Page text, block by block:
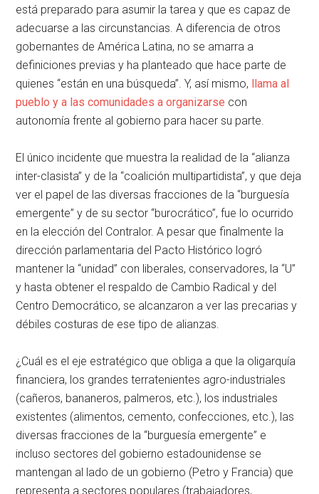
está preparado para asumir la tarea y que es capaz de
adecuarse a las circunstancias. A diferencia de otros
gobernantes de América Latina, no se amarra a
definiciones previas y ha planteado que hace parte de
quienes “están en una búsqueda”. Y, así mismo, llama al
pueblo y a las comunidades a organizarse con
autonomía frente al gobierno para hacer su parte.
El único incidente que muestra la realidad de la “alianza
inter-clasista” y de la “coalición multipartidista”, y que deja
ver el papel de las diversas fracciones de la “burguesía
emergente” y de su sector “burocrático”, fue lo ocurrido
en la elección del Contralor. A pesar que finalmente la
dirección parlamentaria del Pacto Histórico logró
mantener la “unidad” con liberales, conservadores, la “U”
y hasta obtener el respaldo de Cambio Radical y del
Centro Democrático, se alcanzaron a ver las precarias y
débiles costuras de ese tipo de alianzas.
¿Cuál es el eje estratégico que obliga a que la oligarquía
financiera, los grandes terratenientes agro-industriales
(cañeros, bananeros, palmeros, etc.), los industriales
existentes (alimentos, cemento, confecciones, etc.), las
diversas fracciones de la “burguesía emergente” e
incluso sectores del gobierno estadounidense se
mantengan al lado de un gobierno (Petro y Francia) que
representa a sectores populares (trabajadores,